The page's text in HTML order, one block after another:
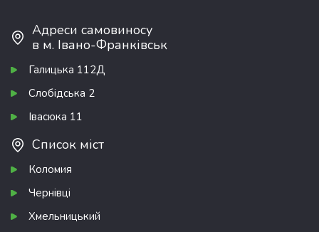
Адреси самовиносу
в м. Івано-Франківськ
Галицька 112Д
Слобідська 2
Івасюка 11
Список міст
Коломия
Чернівці
Хмельницький